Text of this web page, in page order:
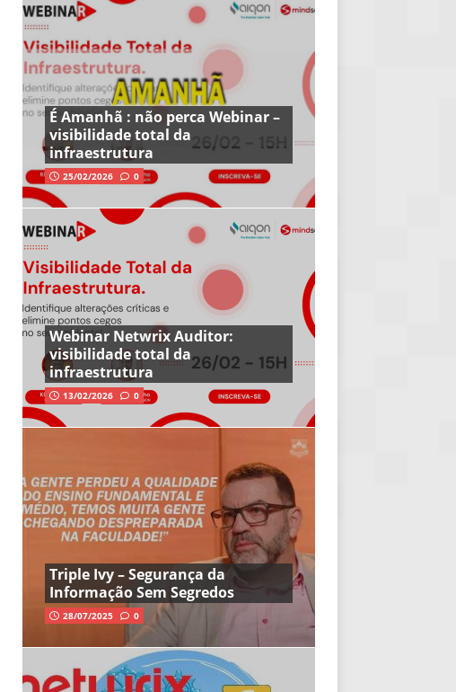
É Amanhã : não perca Webinar –
visibilidade total da
infraestrutura
25/02/2026 0
Webinar Netwrix Auditor:
visibilidade total da
infraestrutura
13/02/2026 0
Triple Ivy – Segurança da
Informação Sem Segredos
28/07/2025 0